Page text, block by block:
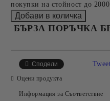
покупки на стойност до
БЪРЗА ПОРЪЧКА
Сподели
Оцени продукта
Информация за Съответствие